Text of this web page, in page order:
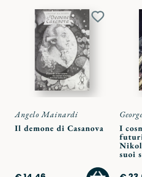
Aggiungi
Angelo Mainardi
Il demone di Casanova
AGGIUNGI
I
suoi